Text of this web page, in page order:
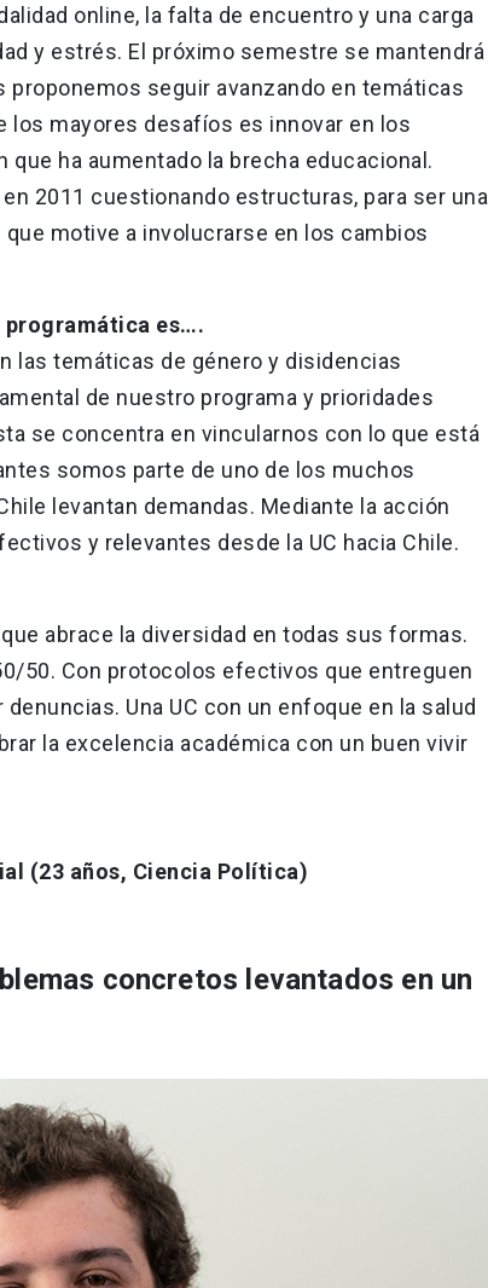
online, la falta de encuentro y una carga
y estrés. El próximo semestre se mantendrá
proponemos seguir avanzando en temáticas
los mayores desafíos es innovar en los
ha aumentado la brecha educacional.
2011 cuestionando estructuras, para ser una
que motive a involucrarse en los cambios
programática es….
las temáticas de género y disidencias
de nuestro programa y prioridades
se concentra en vincularnos con lo que está
somos parte de uno de los muchos
levantan demandas. Mediante la acción
y relevantes desde la UC hacia Chile.
abrace la diversidad en todas sus formas.
50. Con protocolos efectivos que entreguen
Una UC con un enfoque en la salud
la excelencia académica con un buen vivir
(23 años, Ciencia Política)
concretos levantados en un